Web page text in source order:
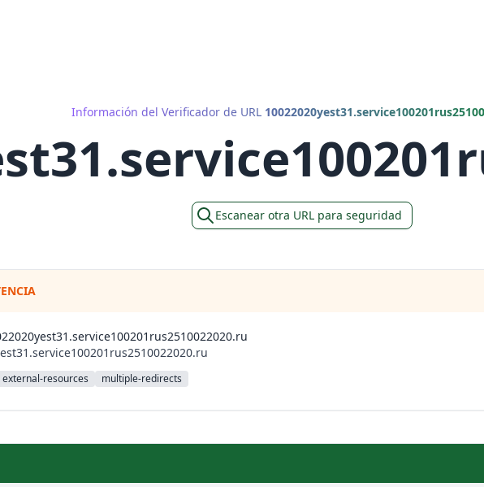
Información del Verificador de URL
Escanear otra URL para seguridad
external-resources multiple-redirects